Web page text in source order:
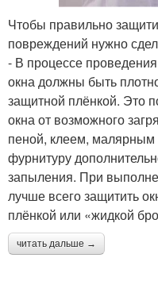
Чтобы правильно
повреждений нужно
- В процессе
окна должны быть
защитной плёнкой. Это
окна от возможного
пеной, клеем, малярным
фурнитуру
запыления. При
лучше всего защитить
плёнкой или «жидкой
читать дальше →